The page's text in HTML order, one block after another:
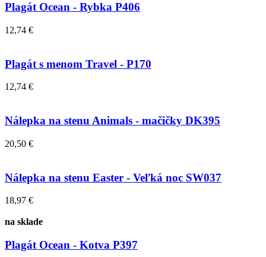
Plagát Ocean - Rybka P406
12,74 €
Plagát s menom Travel - P170
12,74 €
Nálepka na stenu Animals - mačičky DK395
20,50 €
Nálepka na stenu Easter - Veľká noc SW037
18,97 €
na sklade
Plagát Ocean - Kotva P397